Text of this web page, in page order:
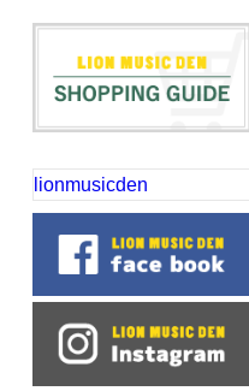
lionmusicden